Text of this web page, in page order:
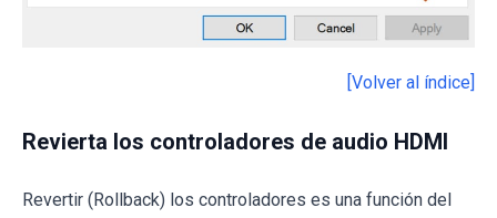
[Volver al índice]
Revierta los controladores de audio HDMI
Revertir (Rollback) los controladores es una función del